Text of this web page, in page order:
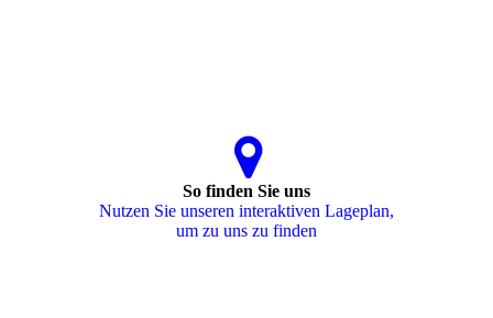
So finden Sie uns
Nutzen Sie unseren interaktiven La­ge­plan,
um zu uns zu finden